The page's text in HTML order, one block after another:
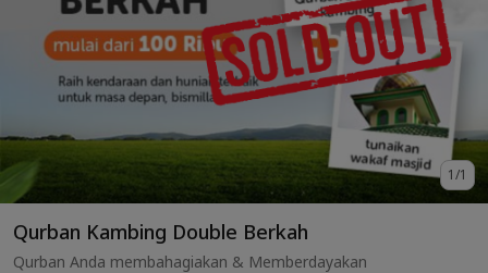
1/1
Qurban Kambing Double Berkah
Qurban Anda membahagiakan & Memberdayakan